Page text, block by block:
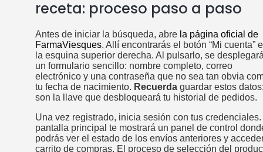
receta: proceso paso a paso
Antes de iniciar la búsqueda, abre la página oficial de
FarmaViesques. Allí encontrarás el botón “Mi cuenta”
la esquina superior derecha. Al pulsarlo, se
un formulario sencillo: nombre completo, correo
electrónico y una contraseña que no sea tan obvia
tu fecha de nacimiento. Recuerda guardar estos
son la llave que desbloqueará tu historial de pedidos.
Una vez registrado, inicia sesión con tus credenciales.
pantalla principal te mostrará un panel de control
podrás ver el estado de los envíos anteriores y
carrito de compras. El proceso de selección del